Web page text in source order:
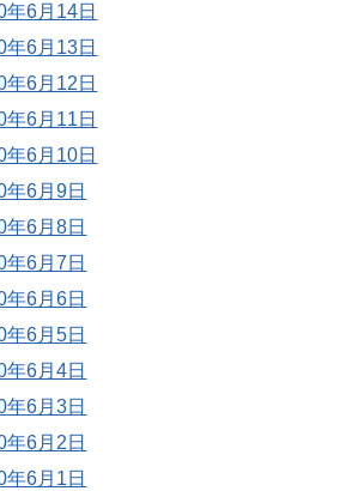
6月14日
6月13日
6月12日
6月11日
6月10日
6月9日
6月8日
6月7日
6月6日
6月5日
6月4日
6月3日
6月2日
6月1日